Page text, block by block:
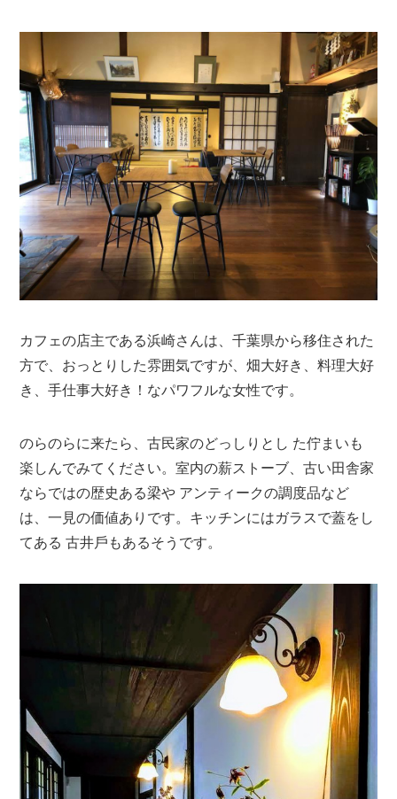
カフェの店主である浜崎さんは、千葉県から移住された
方で、おっとりした雰囲気ですが、畑大好き、料理大好
き、手仕事大好き！なパワフルな女性です。
のらのらに来たら、古⺠家のどっしりとし た佇まいも
楽しんでみてください。室内の薪ストーブ、古い田舎家
ならではの歴史ある梁や アンティークの調度品など
は、一見の価値ありです。キッチンにはガラスで蓋をし
てある 古井戶もあるそうです。